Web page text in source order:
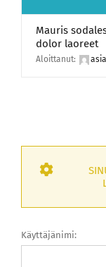
Mauris
dolor laoreet
Aloittanut:
Käyttäjänimi: